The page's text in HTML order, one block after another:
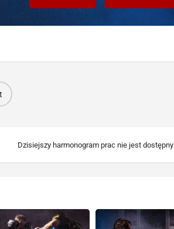
Dzisiejszy harmonogram prac nie jest dostępny